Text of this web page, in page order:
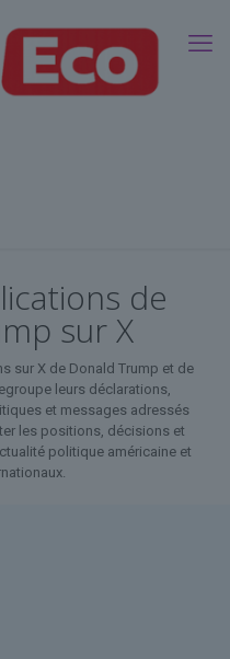
de
sur X
sur X de Donald Trump et de
leurs déclarations,
et messages adressés
les positions, décisions et
politique américaine et